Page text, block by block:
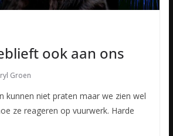
ook aan ons
Groen
kunnen niet praten maar we zien wel
ze reageren op vuurwerk. Harde